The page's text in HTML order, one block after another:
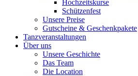
Hochzeitskurse
Schützenfest
Unsere Preise
Gutscheine & Geschenkpakete
Tanzveranstaltungen
Über uns
Unsere Geschichte
Das Team
Die Location